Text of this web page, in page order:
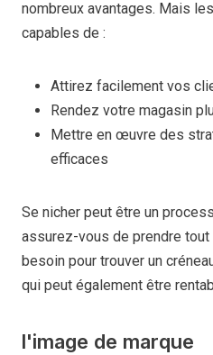
nombreux avantages. Mais
capables de :
Attirez facilement vos
Rendez votre magasin
Mettre en œuvre des
efficaces
Se nicher peut être un
assurez-vous de prendre
besoin pour trouver un
qui peut également être
l'image de marque